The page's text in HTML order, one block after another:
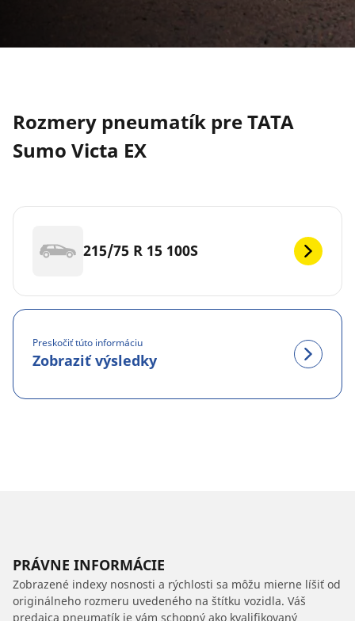
Rozmery pneumatík pre TATA
Sumo Victa EX
215/75 R 15 100S
Preskočiť túto informáciu
Zobraziť výsledky
PRÁVNE INFORMÁCIE
Zobrazené indexy nosnosti a rýchlosti sa môžu mierne líšiť od
originálneho rozmeru uvedeného na štítku vozidla. Váš
predajca pneumatík je vám schopný ako kvalifikovaný